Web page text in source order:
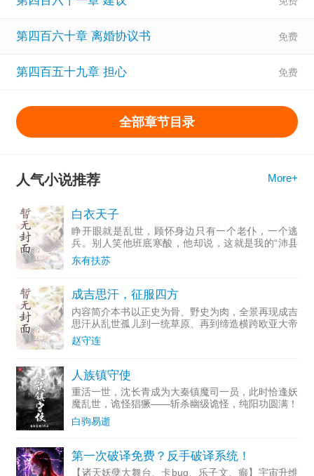
第四百六十章 离婚协议书
第四百五十九章 担心
全部章节目录
人气小说推荐 More+
白衣天子
睁开眼就是乱世，顾怀身边只有一个老仆，一个逃
兵。别人笑他班底寒酸，他却说，这就是我的“沛县
元勋”。溃兵、盐枭、门阀、义军…一路尸山血海。
有人问：你凭什么争天下？顾怀指着身后那群誓死相
东有扶苏
成吉思汗，征服四方
内容简介本书以正史为骨、野史为肉，全景再现成吉
思汗从乱世孤儿到一统草原、再到缔造横跨欧亚大帝
国的传奇一生。全书六十章，从斡难河畔降生写起，
细述少年流亡、结义反目、草原争霸、一统大漠，于
赵守连
人族镇守使
重活一世，沈长青成为大秦镇魔司一员，此时恰逢妖
魔乱世，诡怪猖獗——斩杀幽级诡怪，纯阳功圆满！
斩杀怨级诡怪，天武罡气圆满！斩杀强大妖邪，打破
自身极限！斩杀——若干年后，沈长青化身人族镇守
白驹易逝
第一次破译免费？反手破译系统！
【诸天妖孽大舞台、卡bug、乐子文、癫】宇宙升维